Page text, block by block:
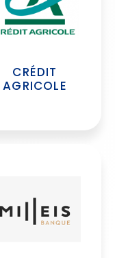
CRÉDIT
AGRICOLE